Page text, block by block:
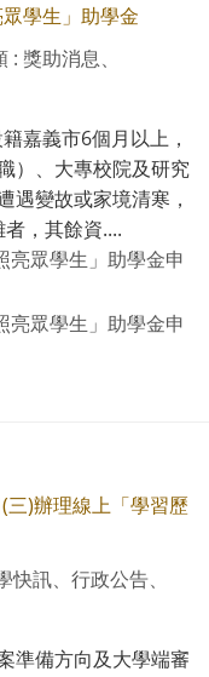
學生」助學金
: 獎助消息、
嘉義市6個月以上，
）、大專校院及研究
遇變故或家境清寒，
，其餘資....
亮眾學生」助學金申
亮眾學生」助學金申
)辦理線上「學習歷
訊、行政公告、
準備方向及大學端審